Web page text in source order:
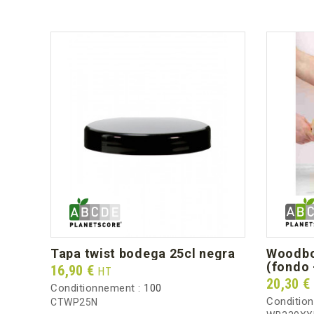
tapa twist bodega 25cl negra
Prix
16,90 € HT
Conditionnement : 100
CTWP25N
woodbox 6,8l para compartir
(fondo
Prix
20,30 €